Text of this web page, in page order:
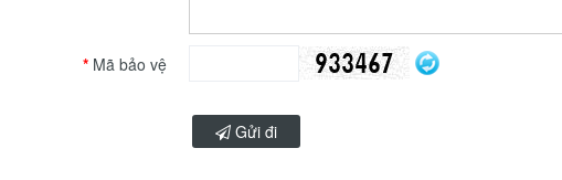
Mã bảo vệ
Gửi đi